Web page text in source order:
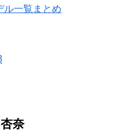
ル一覧まとめ
奈